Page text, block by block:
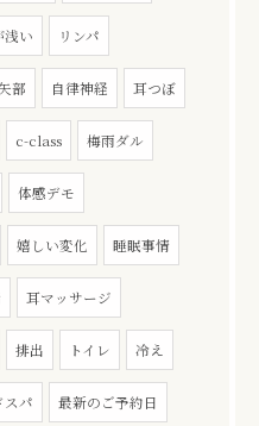
浅い リンパ
部 自律神経 耳つぼ
c-class 梅雨ダル
体感デモ
嬉しい変化 睡眠事情
耳マッサージ
排出 トイレ 冷え
スパ 最新のご予約日